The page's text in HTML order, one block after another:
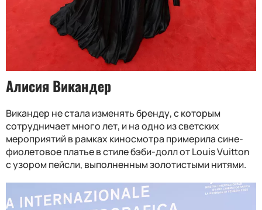
Алисия Викандер
Викандер не стала изменять бренду, с которым
сотрудничает много лет, и на одно из светских
мероприятий в рамках киносмотра примерила сине-
фиолетовое платье в стиле бэби-долл от Louis Vuitton
с узором пейсли, выполненным золотистыми нитями.